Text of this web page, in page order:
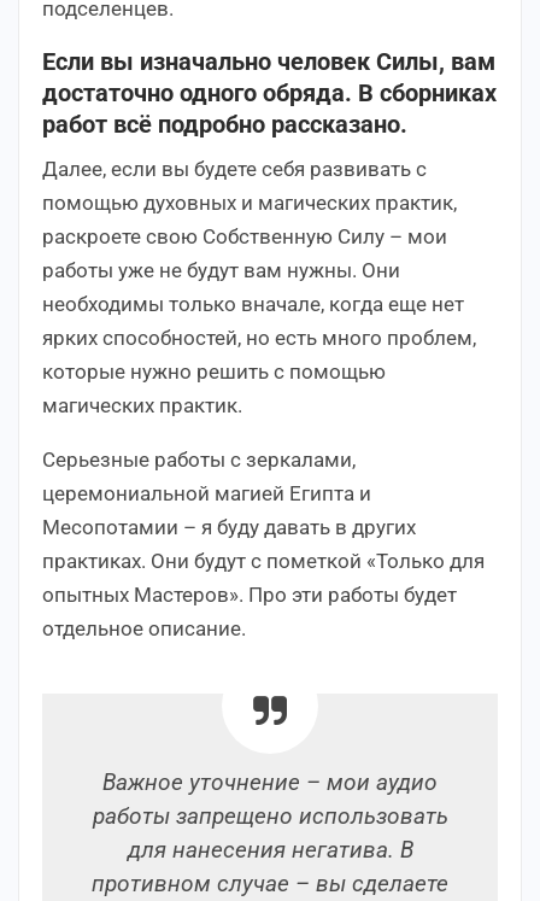
подселенцев.
Если вы изначально человек Силы, вам
достаточно одного обряда. В сборниках
работ всё подробно рассказано.
Далее, если вы будете себя развивать с
помощью духовных и магических практик,
раскроете свою Собственную Силу – мои
работы уже не будут вам нужны. Они
необходимы только вначале, когда еще нет
ярких способностей, но есть много проблем,
которые нужно решить с помощью
магических практик.
Серьезные работы с зеркалами,
церемониальной магией Египта и
Месопотамии – я буду давать в других
практиках. Они будут с пометкой «Только для
опытных Мастеров». Про эти работы будет
отдельное описание.
Важное уточнение – мои аудио
работы запрещено использовать
для нанесения негатива. В
противном случае – вы сделаете